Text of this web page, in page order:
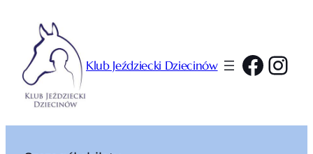
Klub Jeździecki Dziecinów